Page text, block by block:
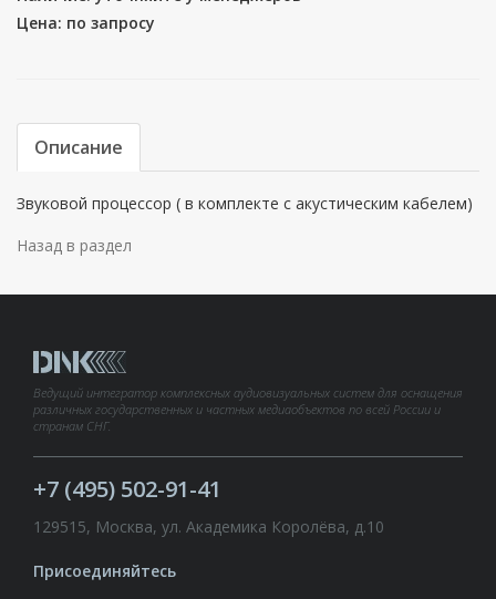
Цена: по запросу
Описание
Звуковой процессор ( в комплекте с акустическим кабелем)
Назад в раздел
Ведущий интегратор комплексных аудиовизуальных систем для оснащения
различных государственных и частных медиаобъектов по всей России и
странам СНГ.
+7 (495) 502-91-41
129515, Москва, ул. Академика Королёва, д.10
Присоединяйтесь